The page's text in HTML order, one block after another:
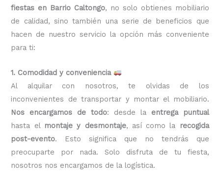
fiestas en Barrio Caltongo, no solo obtienes mobiliario
de calidad, sino también una serie de beneficios que
hacen de nuestro servicio la opción más conveniente
para ti:
1. Comodidad y conveniencia
Al alquilar con nosotros, te olvidas de los
inconvenientes de transportar y montar el mobiliario.
Nos encargamos de todo: desde la entrega puntual
hasta el montaje y desmontaje, así como la
recogida
post-evento. Esto significa que no tendrás que
preocuparte por nada. Solo disfruta de tu fiesta,
nosotros nos encargamos de la logística.